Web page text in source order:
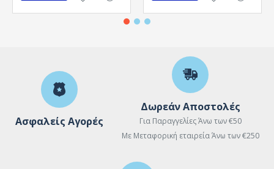
Ασφαλείς Αγορές
Δωρεάν Αποστολές
Για Παραγγελίες Άνω των €50
Με Μεταφορική εταιρεία Άνω των €250